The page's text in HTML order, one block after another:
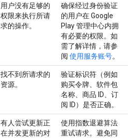
用户没有足够的
权限来执行所请
求的操作。
确保经过身份验证
的用户在 Google
Play 管理中心内拥
有必要的权限。如
需了解详情，请参
阅 使用服务账号。
找不到所请求的
资源。
验证标识符（例如
购买令牌、软件包
名称、商品 ID、订
阅 ID）是否正确。
有人尝试更新正
在并发更新的对
使用指数退避算法
重试请求。避免同